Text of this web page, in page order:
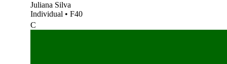
Juliana Silva
Individual • F40
C